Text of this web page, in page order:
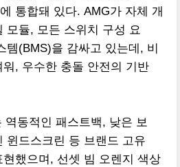
통합돼 있다. AMG가 자체 개
모듈, 모든 스위치 구성 요
템(BMS)을 감싸고 있는데, 비
, 우수한 충돌 안전의 기반
역동적인 패스트백, 낮은 보
윈드스크린 등 브랜드 고유
했으며, 선셋 빔 오렌지 색상